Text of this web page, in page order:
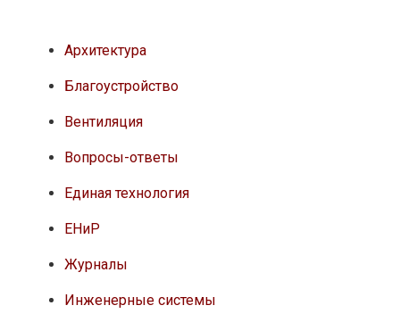
Архитектура
Благоустройство
Вентиляция
Вопросы-ответы
Единая технология
ЕНиР
Журналы
Инженерные системы